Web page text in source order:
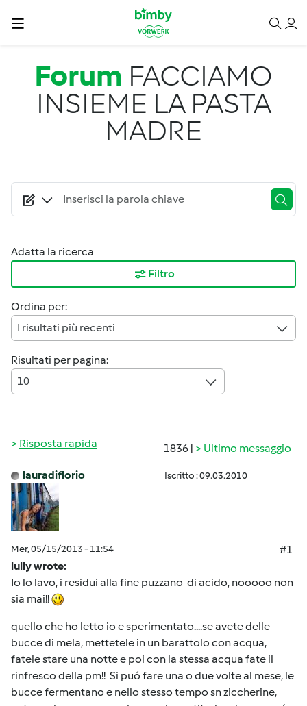
Salta al contenuto principale
Forum FACCIAMO
INSIEME LA PASTA
MADRE
Adatta la ricerca
Filtro
Ordina per:
I risultati più recenti
Risultati per pagina:
10
1836 | Ultimo messaggio
Risposta rapida
lauradiflorio Iscritto : 09.03.2010
Mer, 05/15/2013 - 11:54
#1
lully wrote:
Io lo lavo, i residui alla fine puzzano di acido, nooooo non
sia mai!!
quello che ho letto io e sperimentato....se avete delle
bucce di mela, mettetele in un barattolo con acqua,
fatele stare una notte e poi con la stessa acqua fate il
rinfresco della pm!! Si puó fare una o due volte al mese, le
bucce fermentano e nello stesso tempo sn ziccherine,